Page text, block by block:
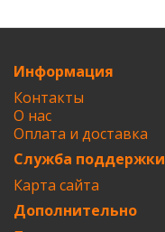
Информация
Контакты
О нас
Оплата и доставка
Служба поддержки
Карта сайта
Дополнительно